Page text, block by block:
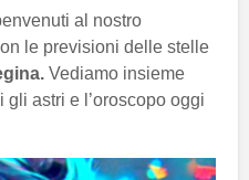
al nostro
le previsioni delle stelle
Vediamo insieme
astri e l’oroscopo oggi